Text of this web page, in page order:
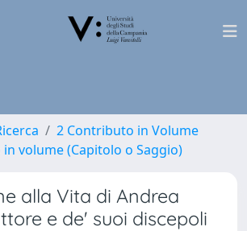
2 Contributo in Volume
volume (Capitolo o Saggio)
alla Vita di Andrea
e de' suoi discepoli